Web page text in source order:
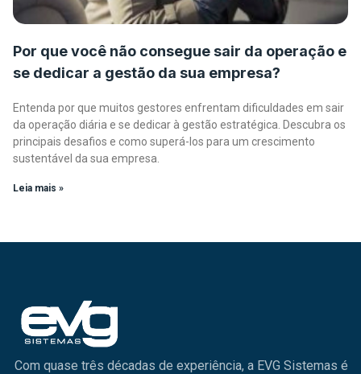
Por que você não consegue sair da operação e
se dedicar a gestão da sua empresa?
Entenda por que muitos gestores enfrentam dificuldades em sair
da operação diária e se dedicar à gestão estratégica. Descubra os
principais desafios e como superá-los para um crescimento
sustentável da sua empresa.
Leia mais »
Com quase três décadas de experiência, a EVG Sistemas é